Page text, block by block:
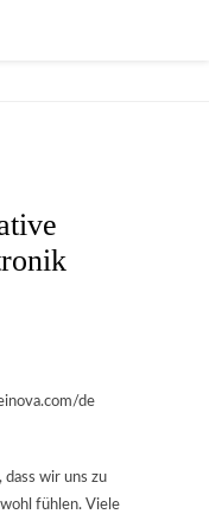
de
wir uns zu
fühlen. Viele